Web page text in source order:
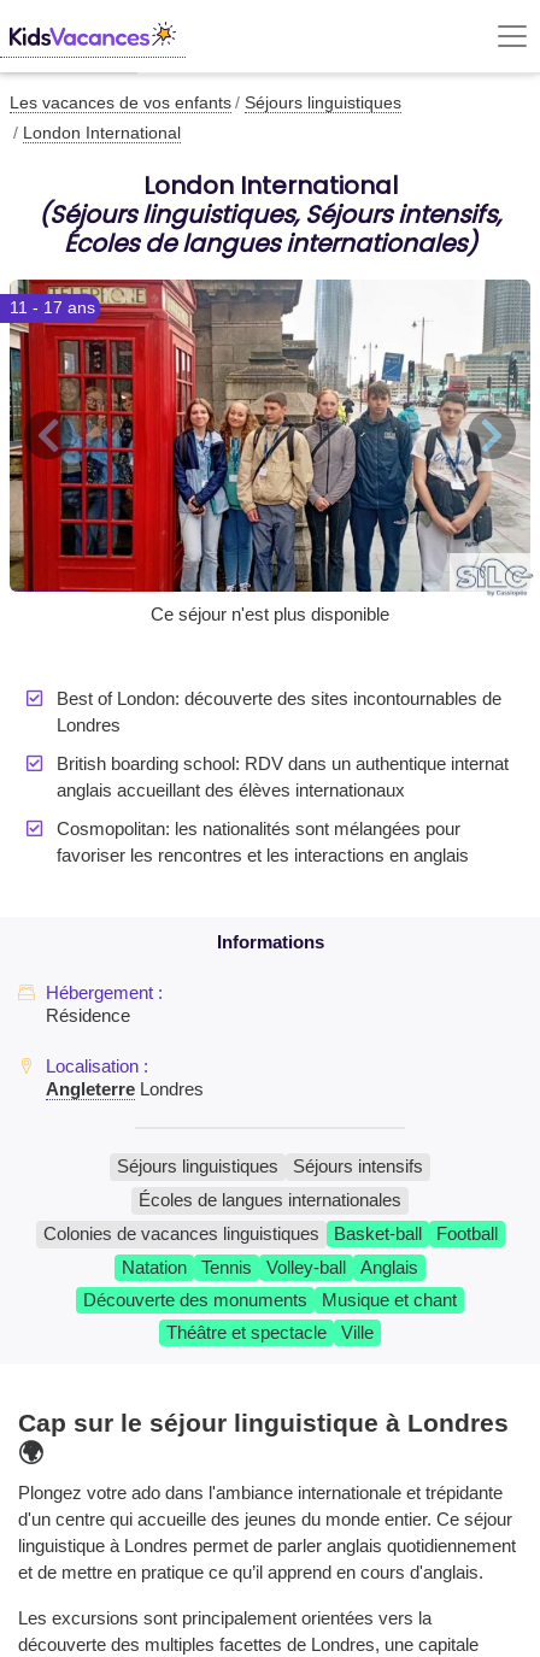
Les vacances de vos enfants
Séjours linguistiques
London International
London International
(Séjours linguistiques, Séjours intensifs,
Écoles de langues internationales)
11 - 17 ans
Ce séjour n'est plus disponible
Best of London: découverte des sites incontournables de
Londres
British boarding school: RDV dans un authentique internat
anglais accueillant des élèves internationaux
Cosmopolitan: les nationalités sont mélangées pour
favoriser les rencontres et les interactions en anglais
Résidence
Angleterre Londres
Séjours linguistiques
Séjours intensifs
Écoles de langues internationales
Colonies de vacances linguistiques
Basket-ball
Football
Natation
Tennis Volley-ball
Anglais
Découverte des monuments
Musique et chant
Théâtre et spectacle
Ville
Cap sur le séjour linguistique à Londres
🌍
Plongez votre ado dans l'ambiance internationale et trépidante
d'un centre qui accueille des jeunes du monde entier. Ce séjour
linguistique à Londres permet de parler anglais quotidiennement
et de mettre en pratique ce qu’il apprend en cours d'anglais.
Les excursions sont principalement orientées vers la
découverte des multiples facettes de Londres, une capitale